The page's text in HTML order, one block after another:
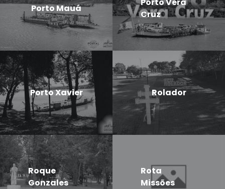
Porto Mauá
Cruz
Porto Xavier Rolador
Roque
Gonzales
Rota
Missões